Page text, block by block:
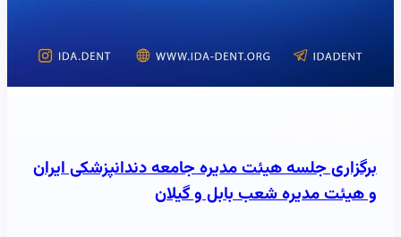
برگزاری جلسه هیئت مدیره جامعه دندانپزشکی ایران
و هیئت مدیره شعب بابل و گیلان